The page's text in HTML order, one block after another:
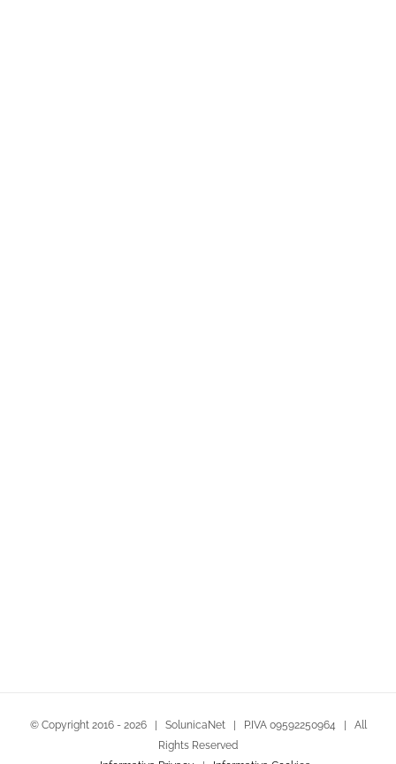
© Copyright 2016 - 2026| SolunicaNet | P.IVA 09592250964 | All
Rights Reserved